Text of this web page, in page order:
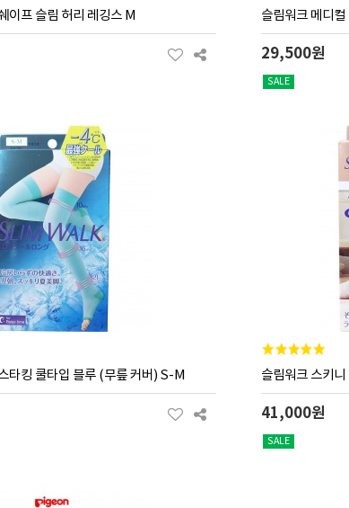
이프 슬림 허리 레깅스 M 슬림워크 메디
29,500원
SALE
타킹 쿨타입 블루 (무릎 커버) S-M 슬림워크 스키
41,000원
SALE